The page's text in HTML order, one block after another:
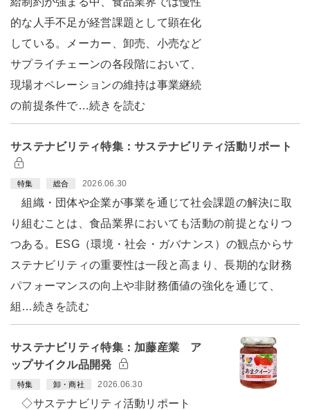
的な人手不足が経営課題として顕在化
している。メーカー、卸売、小売など
サプライチェーンの各段階において、
現場オペレーションの維持は事業継続
の前提条件で…続きを読む
サステナビリティ特集：サステナビリティ活動リポート
特集 総合 2026.06.30
組織・団体や企業が事業を通じて社会課題の解決に取
り組むことは、食品業界においても活動の前提となりつ
つある。ESG（環境・社会・ガバナンス）の観点からサ
ステナビリティの重要性は一段と高まり、長期的な財務
パフォーマンスの向上や非財務価値の強化を通じて、
組…続きを読む
サステナビリティ特集：加藤産業 ア
ップサイクル品開発
特集 卸・商社 2026.06.30
◇サステナビリティ活動リポート